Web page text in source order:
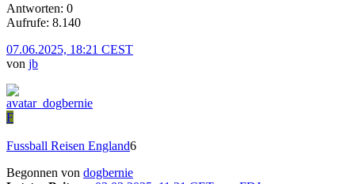
Antworten: 0
Aufrufe: 8.140
07.06.2025, 18:21 CEST
von jb
F
Fussball Reisen England6
Begonnen von dogbernie